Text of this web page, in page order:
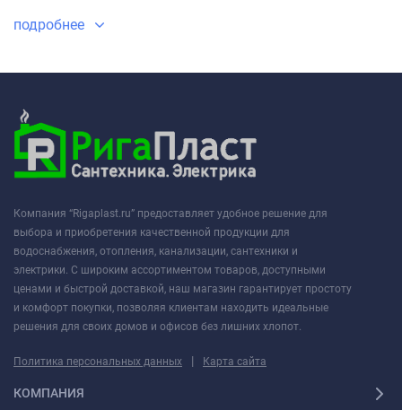
подробнее
Компания “Rigaplast.ru” предоставляет удобное решение для
выбора и приобретения качественной продукции для
водоснабжения, отопления, канализации, сантехники и
электрики. С широким ассортиментом товаров, доступными
ценами и быстрой доставкой, наш магазин гарантирует простоту
и комфорт покупки, позволяя клиентам находить идеальные
решения для своих домов и офисов без лишних хлопот.
Политика персональных данных | Карта сайта
КОМПАНИЯ